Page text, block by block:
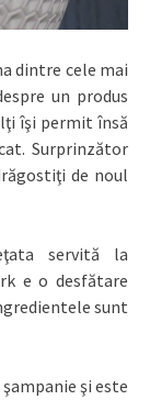
dintre cele mai
un produs
îşi permit însă
Surprinzător
de noul
servită la
e o desfătare
sunt
şi este